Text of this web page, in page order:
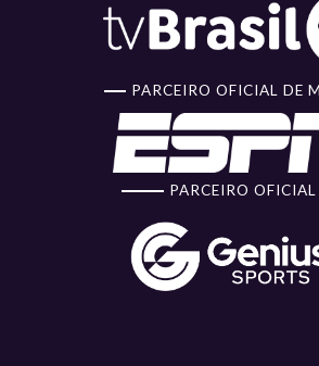
PARCEIRO OFICIAL DE
PARCEIRO OFICIAL